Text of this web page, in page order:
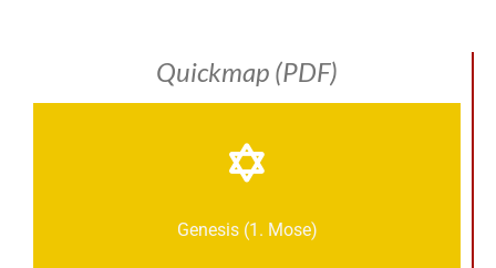
Quickmap (PDF)
Genesis (1. Mose)